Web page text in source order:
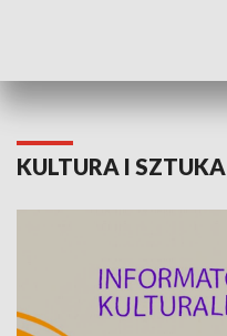
KULTURA I SZTUKA